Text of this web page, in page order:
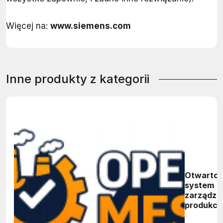
Więcej na: www.siemens.com
Inne produkty z kategorii
system